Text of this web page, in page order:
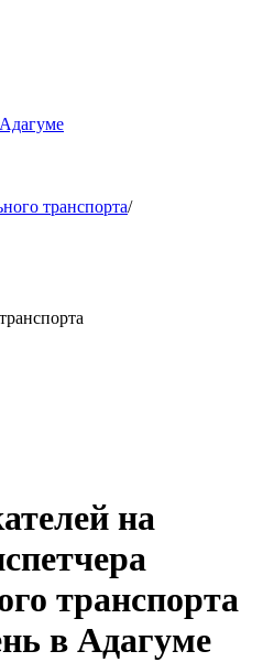
транспорта/
на
транспорта
в Адагуме